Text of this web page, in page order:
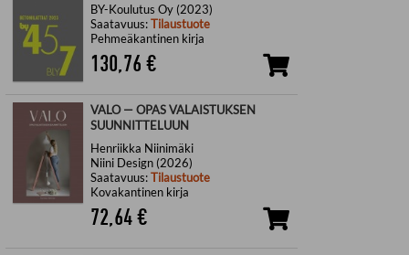
BY-Koulutus Oy (2023)
Saatavuus:Tilaustuote
Pehmeäkantinen kirja
130,76 €
VALO — OPAS VALAISTUKSEN
SUUNNITTELUUN
Henriikka Niinimäki
Niini Design (2026)
Saatavuus:Tilaustuote
Kovakantinen kirja
72,64€